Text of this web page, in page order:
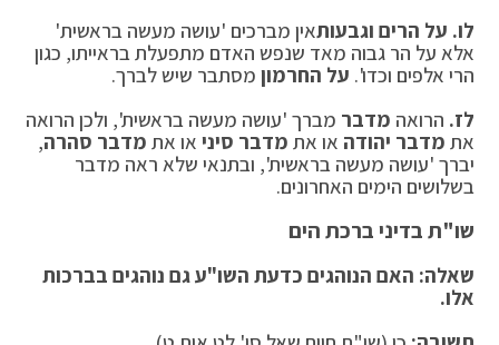
לו. על הרים וגבעותאין מברכים 'עושה מעשה בראשית'
אלא על הר גבוה מאד שנפש האדם מתפעלת בראייתו, כגון
הרי אלפים וכדו'. על החרמון מסתבר שיש לברך.
לז. הרואה מדבר מברך 'עושה מעשה בראשית', ולכן הרואה
את מדבר יהודה או את מדבר סיני או את מדבר סהרה,
יברך 'עושה מעשה בראשית', ובתנאי שלא ראה מדבר
בשלושים הימים האחרונים.
שו"ת בדיני ברכת הים
שאלה: האם הנוהגים כדעת השו"ע גם נוהגים בברכות
אלו.